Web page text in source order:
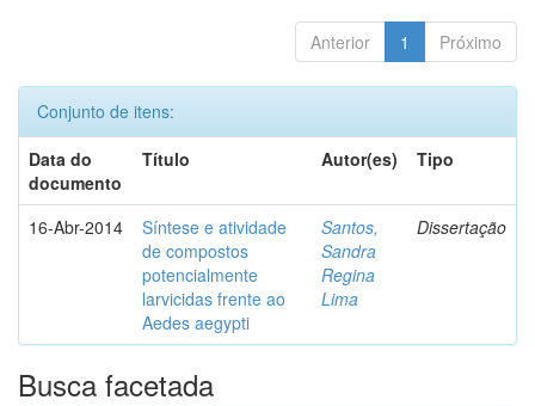
Anterior 1 Próximo
Conjunto de itens:
Data do
documento
Título Autor(es) Tipo
16-Abr-2014
Síntese e atividade
de compostos
potencialmente
larvicidas frente ao
Aedes aegypti
Santos,
Sandra
Regina
Lima
Dissertação
Busca facetada